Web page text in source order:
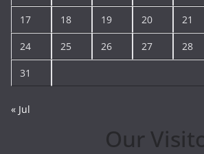
17 18 19 20 21
24 25 26 27 28
31
« Jul
Our